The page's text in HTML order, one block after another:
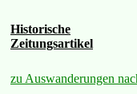
Historische
Zeitungsartikel
zu Auswanderungen